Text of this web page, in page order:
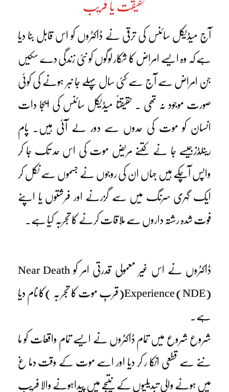
حقیقت یا فریب
آج میڈیکل سائنس کی ترقی نے ڈاکٹروں کو اس قابل بنا دیا
ہے کہ وہ ایسے امراض کا شکار لوگوں کو نئی زندگی دے سکیں
جن امراض سے آج سے کئی سال پہلے جا نبر ہونے کی کوئی
صورت موجود نہ تھی ۔ حقیقتاً میڈیکل سائنس کی ایجا دات
انسان کو موت کی حدوں سے دور لے آئی ہیں۔ پام
رینلڈزجیسے جا نے کتنے مریض موت کی اس حد تک جا کر
واپس آچکے ہیں جہاں ان کی روجوں نے جسموں سے نکل کر
ایک گہری سرنگ میں سے گزرنے اور فرشتوں یا اپنے
فوت شدہ رشتہ داروں سے ملاقات کرنے کا تجربہ کیا ہے۔
ڈاکٹروں نے اس غیر معمولی قدرتی امر کو Near Death
Experience (NDE)(قربِ موت کا تجر بہ )کا نام دیا
ہے۔
شروع شروع میں تمام ڈاکٹروں نے ایسے تمام واقعات کو ما
ننے سے قطعی انکا ر کر دیا اور اسے موت کے وقت دما غ
میں ہونے والی تبدیلیوں کے نتیجے میں پیداہونے والا فریبِ